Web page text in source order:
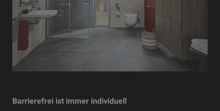
Barrierefrei ist immer individuell